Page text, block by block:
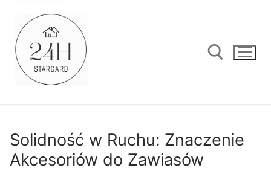
treści
Solidność w Ruchu: Znaczenie
Akcesoriów do Zawiasów